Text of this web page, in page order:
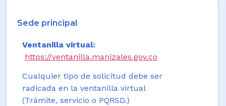
Sede principal
Ventanilla virtual:
https://ventanilla.manizales.gov.co
Cualquier tipo de solicitud debe ser
radicada en la ventanilla virtual
(Trámite, servicio o PQRSD.)